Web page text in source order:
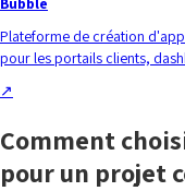
Plateforme de création
pour les portails clients,
↗
Comment
pour un projet